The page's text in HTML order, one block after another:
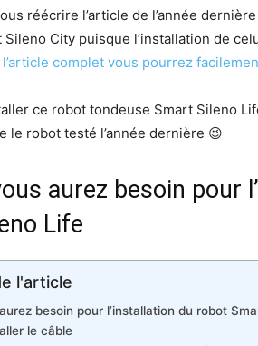
réécrire l’article de l’année
City puisque l’installation de
complet vous pourrez
ce robot tondeuse Smart Sileno
le robot testé l’année dernière 😉
aurez besoin pour
Life
l'article
besoin pour l’installation du robot
le câble